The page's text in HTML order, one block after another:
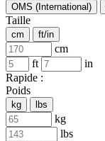
OMS (International)
Taille
cm ft/in
cm
ft
in
Rapide :
Poids
kg lbs
kg
lbs